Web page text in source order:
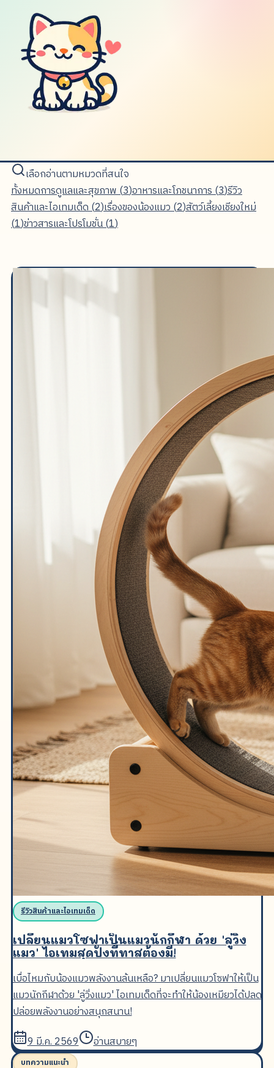
เลือกอ่านตามหมวดที่สนใจ
ทั้งหมดการดูแลและสุขภาพ(3)อาหารและโภชนาการ(3)รีวิว
สินค้าและไอเทมเด็ด(2)เรื่องของน้องแมว(2)สัตว์เลี้ยงเชียงใหม่
(1)ข่าวสารและโปรโมชั่น(1)
รีวิวสินค้าและไอเทมเด็ด
เปลี่ยนแมวโซฟาเป็นแมวนักกีฬา ด้วย 'ลู่วิ่ง
แมว' ไอเทมสุดปังที่ทาสต้องมี!
เบื่อไหมกับน้องแมวพลังงานล้นเหลือ? มาเปลี่ยนแมวโซฟาให้เป็น
แมวนักกีฬาด้วย 'ลู่วิ่งแมว' ไอเทมเด็ดที่จะทำให้น้องเหมียวได้ปลด
ปล่อยพลังงานอย่างสนุกสนาน!
9 มี.ค. 2569
อ่านสบายๆ
บทความแนะนำ